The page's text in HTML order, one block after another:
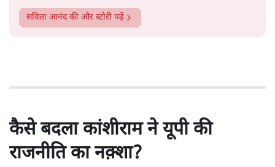
सविता आनंदकी और स्टोरी पढ़ें
कैसे बदला कांशीराम ने यूपी की
राजनीति का नक़्शा?